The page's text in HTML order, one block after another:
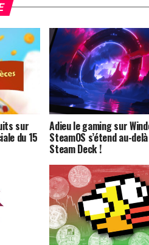
sur
du 15
Adieu le gaming sur
SteamOS s’étend au-
Steam Deck !